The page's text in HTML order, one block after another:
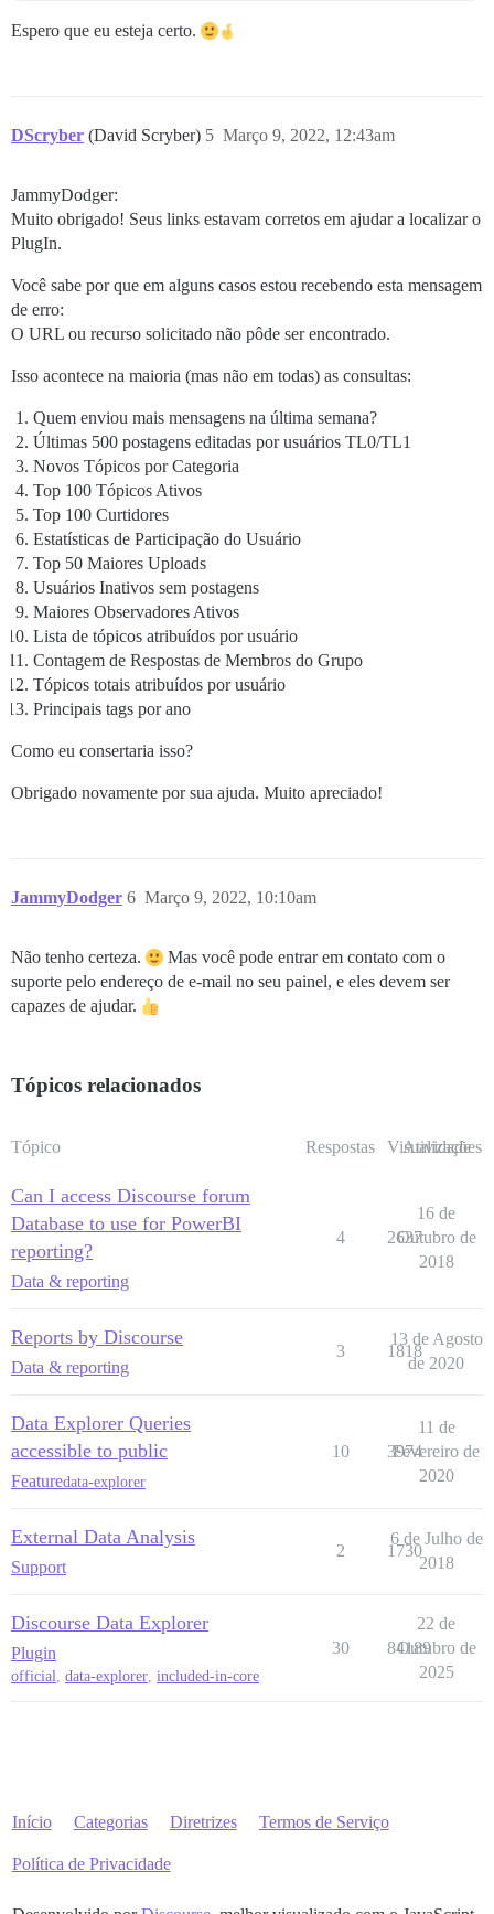
Espero que eu esteja certo.
DScryber (David Scryber) Março 9, 2022, 12:43am
5
JammyDodger:
Muito obrigado! Seus links estavam corretos em ajudar a localizar o
PlugIn.
Você sabe por que em alguns casos estou recebendo esta mensagem
de erro:
O URL ou recurso solicitado não pôde ser encontrado.
Isso acontece na maioria (mas não em todas) as consultas:
Quem enviou mais mensagens na última semana?
Últimas 500 postagens editadas por usuários TL0/TL1
Novos Tópicos por Categoria
Top 100 Tópicos Ativos
Top 100 Curtidores
Estatísticas de Participação do Usuário
Top 50 Maiores Uploads
Usuários Inativos sem postagens
Maiores Observadores Ativos
Lista de tópicos atribuídos por usuário
Contagem de Respostas de Membros do Grupo
Tópicos totais atribuídos por usuário
Principais tags por ano
Como eu consertaria isso?
Obrigado novamente por sua ajuda. Muito apreciado!
JammyDodger Março 9, 2022, 10:10am
6
Não tenho certeza.
Mas você pode entrar em contato com o
suporte pelo endereço de e-mail no seu painel, e eles devem ser
capazes de ajudar.
Tópicos relacionados
Tópico Respostas Visualizações
Atividade
Can I access Discourse forum
Database to use for PowerBI
reporting?
Data & reporting
4 2637
16 de
Outubro de
2018
Reports by Discourse
Data & reporting
3 1818
13 de Agosto
de 2020
Data Explorer Queries
accessible to public
Featuredata-explorer
10 3974
11 de
Fevereiro de
2020
External Data Analysis
Support
2 1730
6 de Julho de
2018
Discourse Data Explorer
Plugin
official, data-explorer, included-in-core
30 84189
22 de
Outubro de
2025
Início Categorias Diretrizes Termos de Serviço
Política de Privacidade